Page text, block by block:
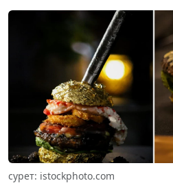
сурет: istockphoto.com